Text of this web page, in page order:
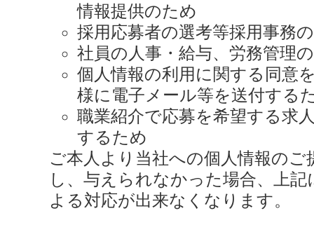
情報提供のため
採用応募者の選考等採用事務
社員の人事・給与、労務管理
個人情報の利用に関する同意
様に電子メール等を送付する
職業紹介で応募を希望する求
するため
ご本人より当社への個人情報のご
し、与えられなかった場合、上
よる対応が出来なくなります。